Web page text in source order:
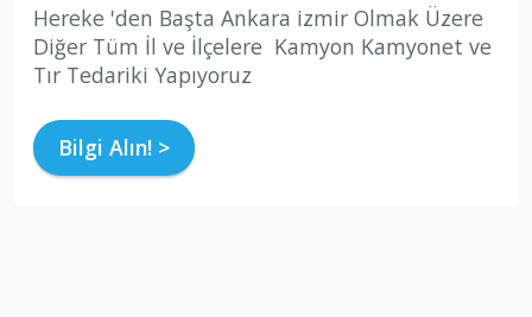
Hereke 'den Başta Ankara izmir Olmak Üzere
Diğer Tüm İl ve İlçelere Kamyon Kamyonet ve
Tır Tedariki Yapıyoruz
Bilgi Alın! >